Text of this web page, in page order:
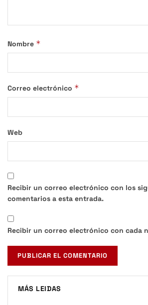
Nombre *
Correo electrónico *
Web
Recibir un correo electrónico con los
comentarios a esta entrada.
Recibir un correo electrónico con cada
MÁS LEIDAS